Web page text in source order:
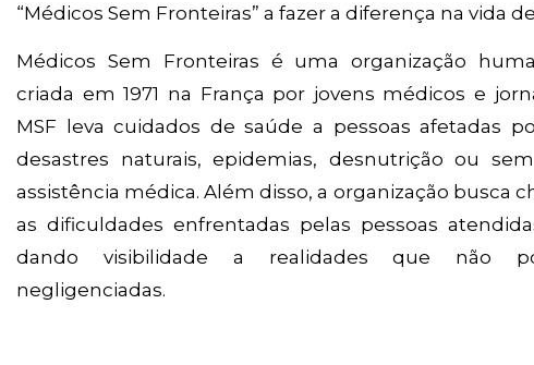
“Médicos Sem Fronteiras” a fazer a diferença na vida
Médicos Sem Fronteiras é uma organização
criada em 1971 na França por jovens médicos e
MSF leva cuidados de saúde a pessoas afetadas
desastres naturais, epidemias, desnutrição ou
assistência médica. Além disso, a organização busca
as dificuldades enfrentadas pelas pessoas
dando visibilidade a realidades que não
negligenciadas.